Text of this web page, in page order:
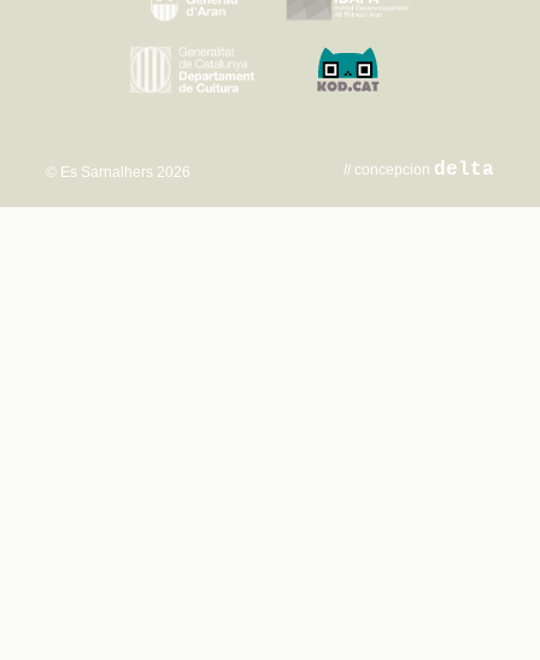
© Es Sarnalhers 2026 // concepcion delta